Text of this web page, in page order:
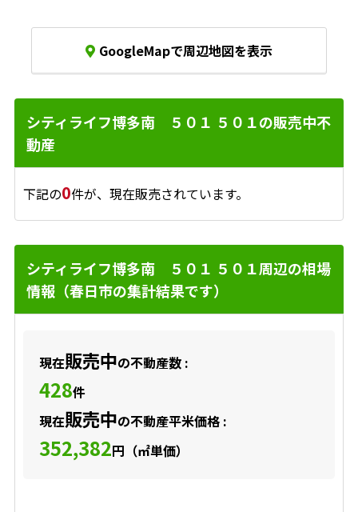
GoogleMapで周辺地図を表示
シティライフ博多南 ５０１ ５０１の販売中不
動産
下記の0件が、現在販売されています。
シティライフ博多南 ５０１ ５０１周辺の相場
情報（春日市の集計結果です）
現在販売中の不動産数 :
428件
現在販売中の不動産平米価格 :
352,382円（㎡単価）